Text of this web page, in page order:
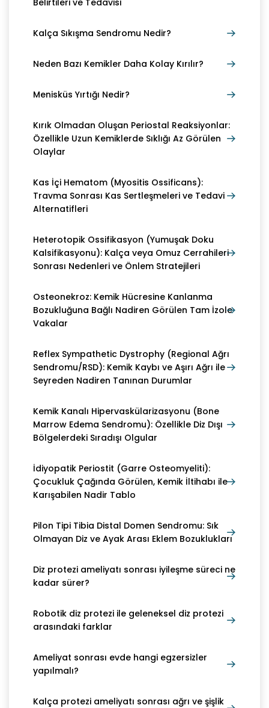
Belirtileri ve Tedavisi
Kalça Sıkışma Sendromu Nedir?
Neden Bazı Kemikler Daha Kolay Kırılır?
Menisküs Yırtığı Nedir?
Kırık Olmadan Oluşan Periostal Reaksiyonlar:
Özellikle Uzun Kemiklerde Sıklığı Az Görülen
Olaylar
Kas İçi Hematom (Myositis Ossificans):
Travma Sonrası Kas Sertleşmeleri ve Tedavi
Alternatifleri
Heterotopik Ossifikasyon (Yumuşak Doku
Kalsifikasyonu): Kalça veya Omuz Cerrahileri
Sonrası Nedenleri ve Önlem Stratejileri
Osteonekroz: Kemik Hücresine Kanlanma
Bozukluğuna Bağlı Nadiren Görülen Tam İzole
Vakalar
Reflex Sympathetic Dystrophy (Regional Ağrı
Sendromu/RSD): Kemik Kaybı ve Aşırı Ağrı ile
Seyreden Nadiren Tanınan Durumlar
Kemik Kanalı Hipervaskülarizasyonu (Bone
Marrow Edema Sendromu): Özellikle Diz Dışı
Bölgelerdeki Sıradışı Olgular
İdiyopatik Periostit (Garre Osteomyeliti):
Çocukluk Çağında Görülen, Kemik İltihabı ile
Karışabilen Nadir Tablo
Pilon Tipi Tibia Distal Domen Sendromu: Sık
Olmayan Diz ve Ayak Arası Eklem Bozuklukları
Diz protezi ameliyatı sonrası iyileşme süreci ne
kadar sürer?
Robotik diz protezi ile geleneksel diz protezi
arasındaki farklar
Ameliyat sonrası evde hangi egzersizler
yapılmalı?
Kalça protezi ameliyatı sonrası ağrı ve şişlik